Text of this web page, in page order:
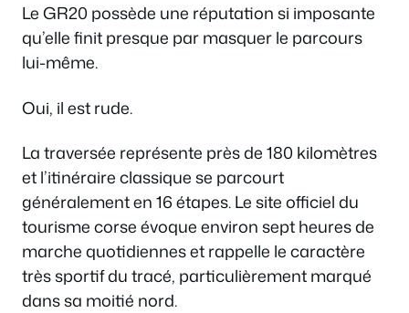
Le GR20 possède une réputation si imposante
qu’elle finit presque par masquer le parcours
lui-même.
Oui, il est rude.
La traversée représente près de 180 kilomètres
et l’itinéraire classique se parcourt
généralement en 16 étapes. Le site officiel du
tourisme corse évoque environ sept heures de
marche quotidiennes et rappelle le caractère
très sportif du tracé, particulièrement marqué
dans sa moitié nord.